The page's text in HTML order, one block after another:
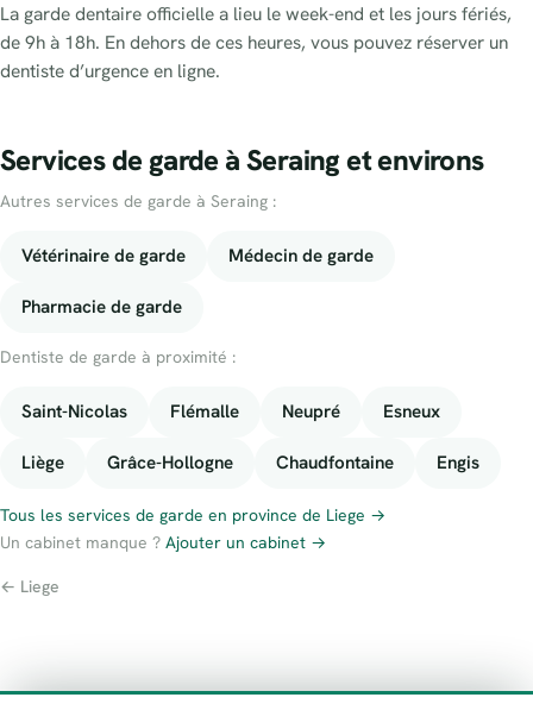
La garde dentaire officielle a lieu le week-end et les jours fériés,
de 9h à 18h. En dehors de ces heures, vous pouvez réserver un
dentiste d’urgence en ligne.
Services de garde à Seraing et environs
Autres services de garde à Seraing :
Vétérinaire de garde Médecin de garde
Pharmacie de garde
Dentiste de garde à proximité :
Saint-Nicolas Flémalle Neupré Esneux
Liège Grâce-Hollogne Chaudfontaine Engis
Tous les services de garde en province de Liege →
Un cabinet manque ? Ajouter un cabinet →
← Liege